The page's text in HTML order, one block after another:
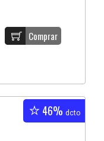
Comprar
46% dcto